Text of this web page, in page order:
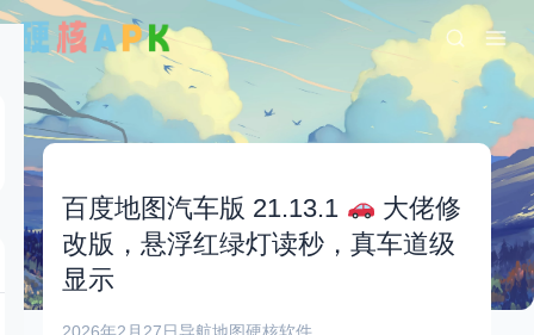
百度地图汽车版 21.13.1
大佬修
改版，悬浮红绿灯读秒，真车道级
显示